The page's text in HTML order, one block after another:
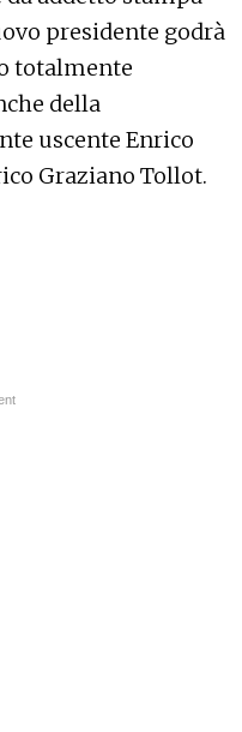
presidente godrà
totalmente
della
uscente Enrico
Graziano Tollot.